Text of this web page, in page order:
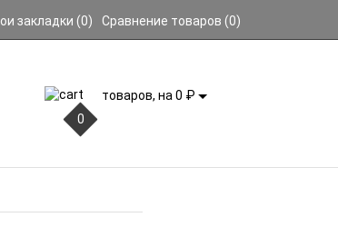
закладки (0) Сравнение товаров (0)
0
товаров, на 0 ₽